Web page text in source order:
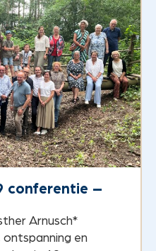
conferentie –
Arnusch*
en